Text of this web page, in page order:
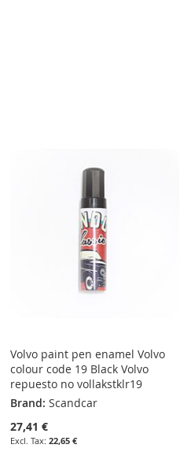
Volvo paint pen enamel Volvo
colour code 19 Black Volvo
repuesto no vollakstklr19
Brand: Scandcar
27,41 €
22,65 €